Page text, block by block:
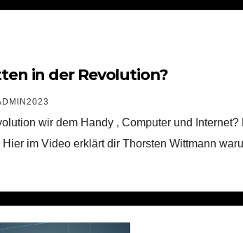
in der Revolution?
wir dem Handy , Computer und
im Video erklärt dir Thorsten Wittmann